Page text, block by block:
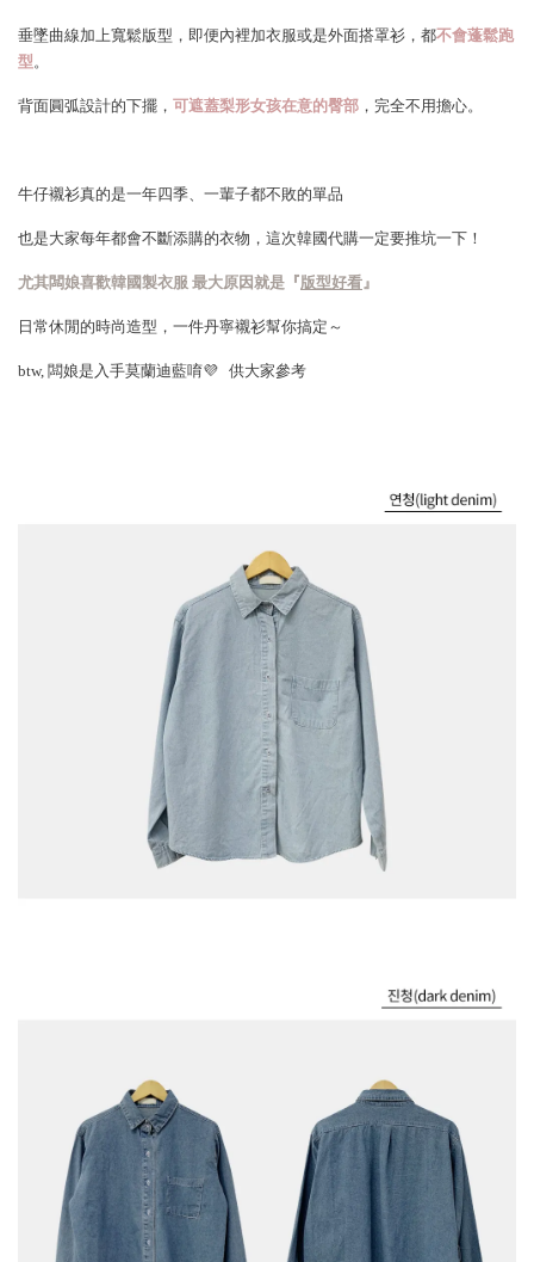
垂墜曲線加上寬鬆版型，即便內裡加衣服或是外面搭罩衫，都不會蓬鬆跑
型 。
背面圓弧設計的下擺， 可遮蓋梨形女孩在意的臀部 ，完全不用擔心。
牛仔襯衫真的是一年四季、一輩子都不敗的單品
也是大家每年都會不斷添購的衣物，這次韓國代購一定要推坑一下！
尤其闆娘喜歡韓國製衣服 最大原因就是『版型好看 』
日常休閒的時尚造型，一件丹寧襯衫幫你搞定～
btw, 闆娘是入手莫蘭迪藍唷💜 供大家參考